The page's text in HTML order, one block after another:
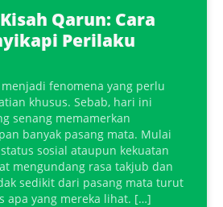
Qarun: Cara
Perilaku
fenomena yang perlu
khusus. Sebab, hari ini
senang memamerkan
banyak pasang mata. Mulai
sosial ataupun kekuatan
mengundang rasa takjub dan
sedikit dari pasang mata turut
apa yang mereka lihat. […]